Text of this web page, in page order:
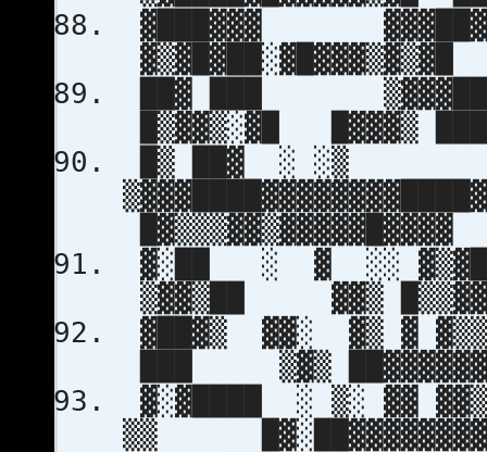
▓███▓▓▓
██▓ ███
█▒▓▓▒░▓█ █▓▓▓▒
█▒ ██▓ ░ ░▒
█▓▒▒▒▓▓▒▓▓▓▓▓█▓▓▓▓
▓░██ ░ ▓ ░░
▒▓▓▒██ ▓▓▒
▓██▓▒ ▓▓░ ▓▒ ▓
███ ▒▓▒
▓░▓████ ░ ▒░ ▓▓
▒▒